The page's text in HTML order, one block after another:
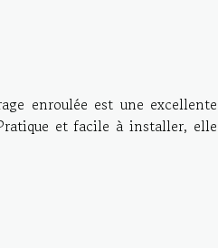
enroulée est une excellente
et facile à installer, elle